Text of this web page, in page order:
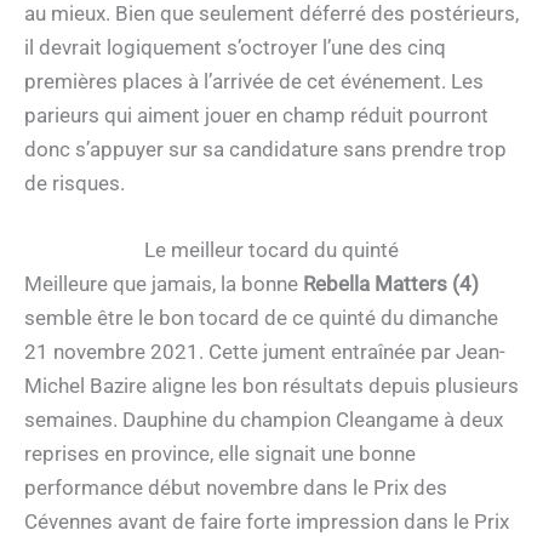
au mieux. Bien que seulement déferré des postérieurs,
il devrait logiquement s’octroyer l’une des cinq
premières places à l’arrivée de cet événement. Les
parieurs qui aiment jouer en champ réduit pourront
donc s’appuyer sur sa candidature sans prendre trop
de risques.
Le meilleur tocard du quinté
Meilleure que jamais, la bonne Rebella Matters (4)
semble être le bon tocard de ce quinté du dimanche
21 novembre 2021. Cette jument entraînée par Jean-
Michel Bazire aligne les bon résultats depuis plusieurs
semaines. Dauphine du champion Cleangame à deux
reprises en province, elle signait une bonne
performance début novembre dans le Prix des
Cévennes avant de faire forte impression dans le Prix